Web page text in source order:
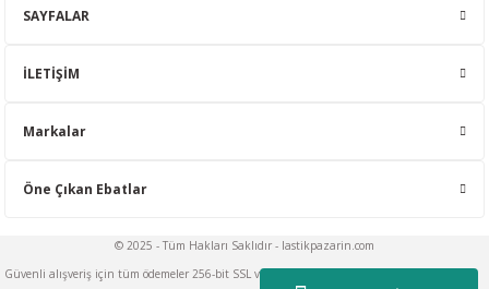
SAYFALAR
İLETİŞİM
Markalar
Öne Çıkan Ebatlar
© 2025 - Tüm Hakları Saklıdır - lastikpazarin.com
Güvenli alışveriş için tüm ödemeler 256-bit SSL ve 3D Secure teknolojileriyle